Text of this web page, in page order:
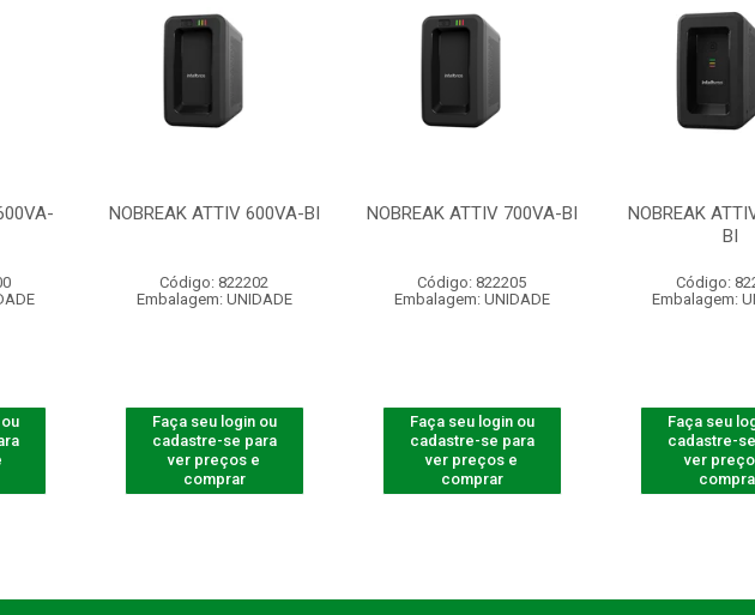
NOBREAK ATTIV 600VA-BI
Código: 822202
Embalagem: UNIDADE
Faça seu login ou
cadastre-se para
ver preços e
comprar
NOBREAK ATTIV 700VA-BI
Código: 822205
Embalagem: UNIDADE
Faça seu login ou
cadastre-se para
ver preços e
comprar
NOBREAK
BI
Código:
Embalagem:
Faça seu
cadastre-
ver